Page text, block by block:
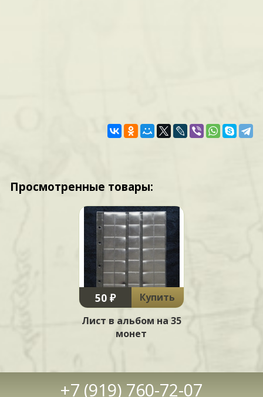
Просмотренные товары:
50 ₽
Купить
Лист в альбом на 35
монет
+7 (919) 760-72-07